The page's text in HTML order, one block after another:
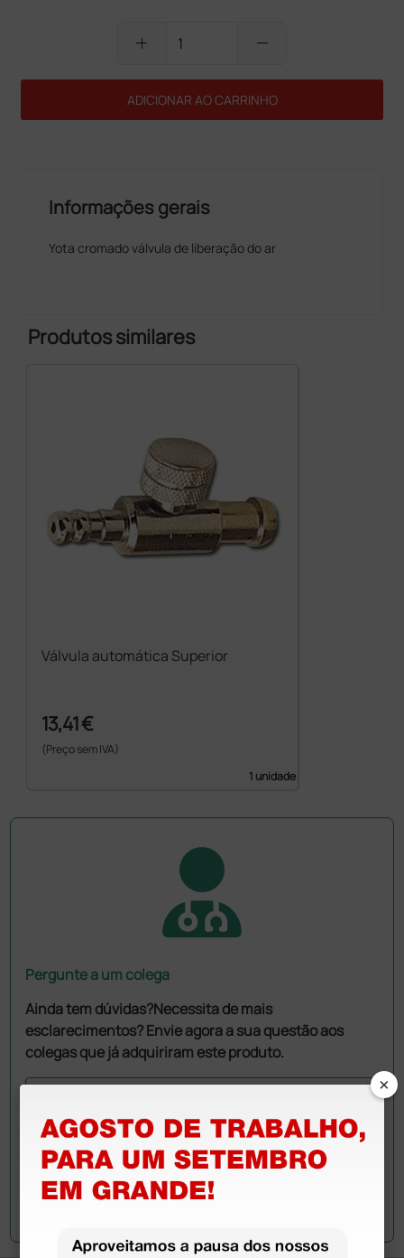
add remove
ADICIONAR AO CARRINHO
Informações gerais
Yota cromado válvula de liberação do ar
Produtos similares
Válvula automática Superior
13,41 €
(Preço sem IVA)
1 unidade
Pergunte a um colega
Ainda tem dúvidas?Necessita de mais
esclarecimentos? Envie agora a sua questão aos
colegas que já adquiriram este produto.
×